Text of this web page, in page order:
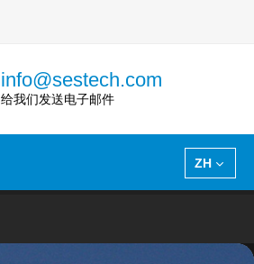
info@sestech.com
给我们发送电子邮件
ZH